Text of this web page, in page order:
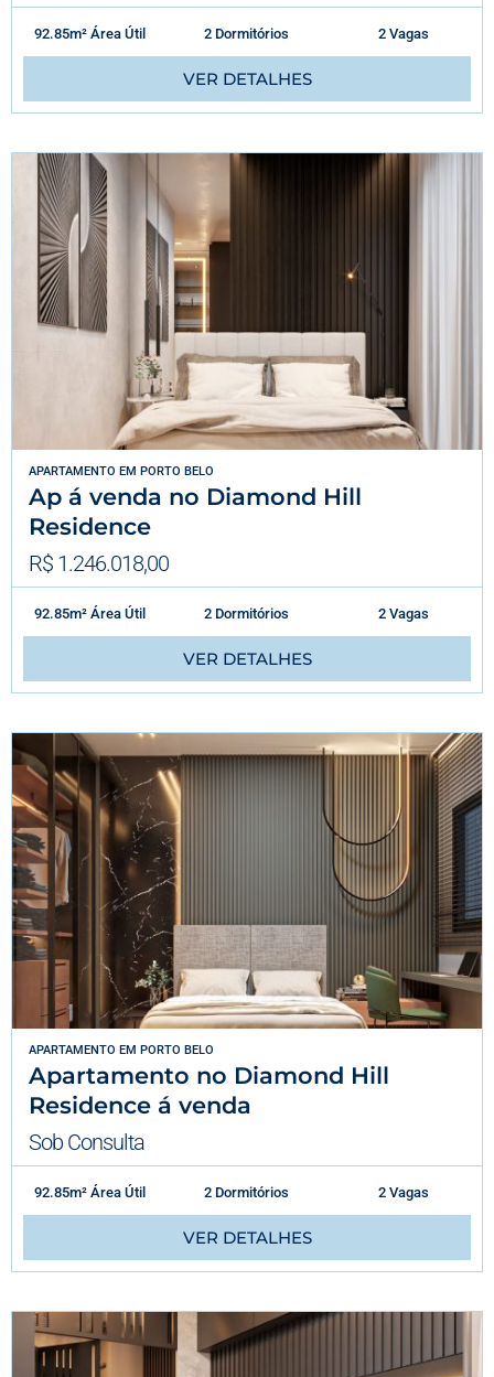
92.85m² Área Útil 2 Dormitórios 2 Vagas
VER DETALHES
APARTAMENTO EM PORTO BELO
Ap á venda no Diamond Hill
Residence
R$ 1.246.018,00
92.85m² Área Útil 2 Dormitórios 2 Vagas
VER DETALHES
APARTAMENTO EM PORTO BELO
Apartamento no Diamond Hill
Residence á venda
Sob Consulta
92.85m² Área Útil 2 Dormitórios 2 Vagas
VER DETALHES